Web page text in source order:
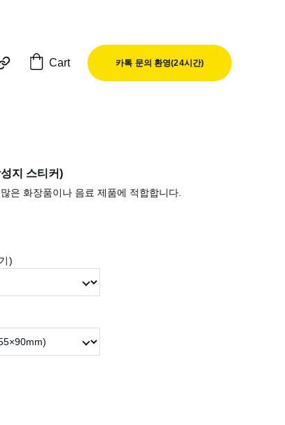
Cart 카톡 문의 환영(24시간)
지 스티커)
은 화장품이나 음료 제품에 적합합니다.
)